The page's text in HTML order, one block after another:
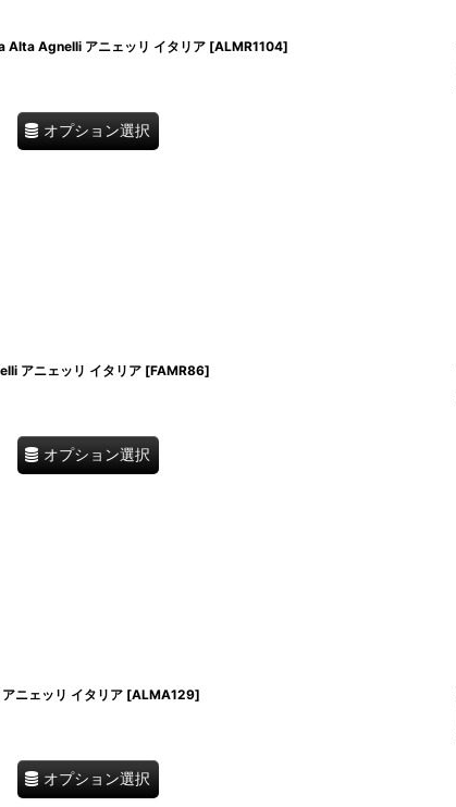
Alta Agnelli アニェッリ イタリア [ALMR1104]
オプション選択
アニェッリ イタリア [FAMR86]
オプション選択
ニェッリ イタリア [ALMA129]
オプション選択